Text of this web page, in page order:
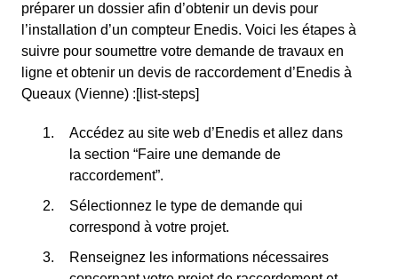
préparer un dossier afin d’obtenir un devis pour
l’installation d’un compteur Enedis. Voici les étapes à
suivre pour soumettre votre demande de travaux en
ligne et obtenir un devis de raccordement d’Enedis à
Queaux (Vienne) :[list-steps]
Accédez au site web d’Enedis et allez dans
la section “Faire une demande de
raccordement”.
Sélectionnez le type de demande qui
correspond à votre projet.
Renseignez les informations nécessaires